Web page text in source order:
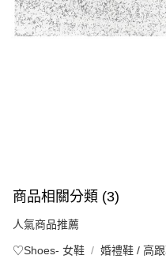
商品相關分類 (3)
人氣商品推薦
♡Shoes- 女鞋 婚禮鞋 / 高